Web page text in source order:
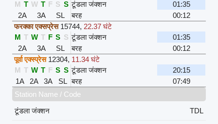
M T W T F S S टूंडला जंक्शन
01:35
2A
3A SL बरह
00:12
फरक्का एक्सप्रेस 15744, 22.37 घंटे
M T W T F S S टूंडला जंक्शन
01:35
2A
3A SL बरह
00:12
पूर्वा एक्स्प्रेस 12304, 11.34 घंटे
M T W T F S S टूंडला जंक्शन
20:15
1A
2A 3A SL बरह
07:49
Station Name / Code
टूंडला जंक्शन
TDL